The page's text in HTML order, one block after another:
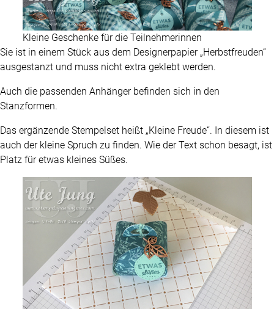
Kleine Geschenke für die Teilnehmerinnen
Sie ist in einem Stück aus dem Designerpapier „Herbstfreuden“
ausgestanzt und muss nicht extra geklebt werden.
Auch die passenden Anhänger befinden sich in den
Stanzformen.
Das ergänzende Stempelset heißt „Kleine Freude“. In diesem ist
auch der kleine Spruch zu finden. Wie der Text schon besagt, ist
Platz für etwas kleines Süßes.